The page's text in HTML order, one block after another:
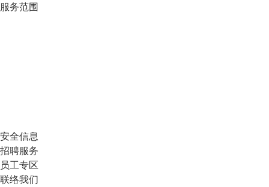
服务范围
安全信息
招聘服务
员工专区
联络我们